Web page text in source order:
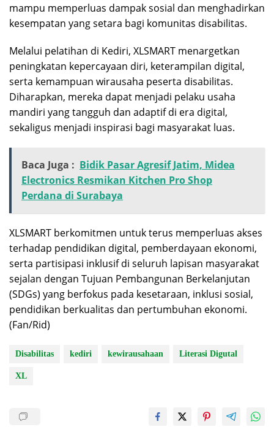
mampu memperluas dampak sosial dan menghadirkan
kesempatan yang setara bagi komunitas disabilitas.
Melalui pelatihan di Kediri, XLSMART menargetkan
peningkatan kepercayaan diri, keterampilan digital,
serta kemampuan wirausaha peserta disabilitas.
Diharapkan, mereka dapat menjadi pelaku usaha
mandiri yang tangguh dan adaptif di era digital,
sekaligus menjadi inspirasi bagi masyarakat luas.
Baca Juga : Bidik Pasar Agresif Jatim, Midea
Electronics Resmikan Kitchen Pro Shop
Perdana di Surabaya
XLSMART berkomitmen untuk terus memperluas akses
terhadap pendidikan digital, pemberdayaan ekonomi,
serta partisipasi inklusif di seluruh lapisan masyarakat
sejalan dengan Tujuan Pembangunan Berkelanjutan
(SDGs) yang berfokus pada kesetaraan, inklusi sosial,
pendidikan berkualitas dan pertumbuhan ekonomi.
(Fan/Rid)
Disabilitas kediri kewirausahaan Literasi Digutal
XL